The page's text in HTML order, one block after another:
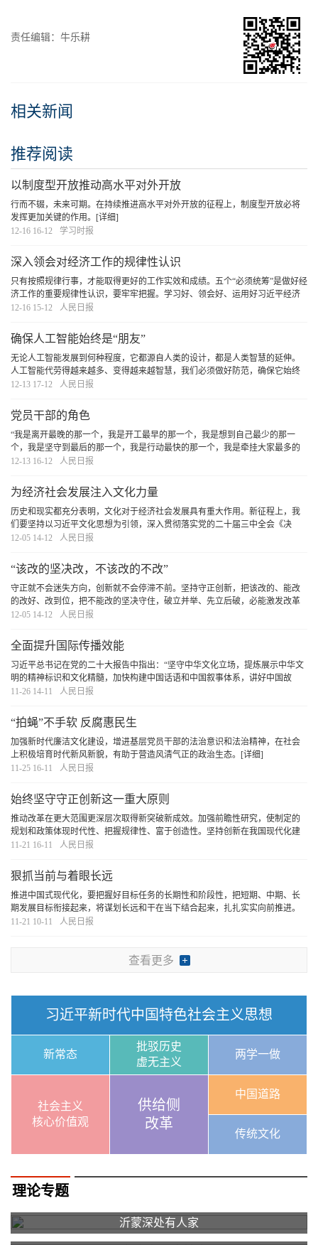
责任编辑：牛乐耕
相关新闻
推荐阅读
以制度型开放推动高水平对外开放
行而不辍，未来可期。在持续推进高水平对外开放的征程上，制度型开放必将
发挥更加关键的作用。 [详细]
12-16 16-12
学习时报
深入领会对经济工作的规律性认识
只有按照规律行事，才能取得更好的工作实效和成绩。五个“必须统筹”是做好经
济工作的重要规律性认识，要牢牢把握。学习好、领会好、运用好习近平经济
思想，坚持用科学方法谋划和推进经济工作，我们定能掌握发展主动、做到行
12-16 15-12 人民日报
确保人工智能始终是“朋友”
无论人工智能发展到何种程度，它都源自人类的设计，都是人类智慧的延伸。
人工智能代劳得越来越多、变得越来越智慧，我们必须做好防范，确保它始终
是“朋友”。 [详细]
12-13 17-12 人民日报
党员干部的角色
“我是离开最晚的那一个，我是开工最早的那一个，我是想到自己最少的那一
个，我是坚守到最后的那一个，我是行动最快的那一个，我是牵挂大家最多的
那一个……”搞清楚“我是谁、为了谁、依靠谁”的问题，才能永葆共产党人的本
12-13 16-12 人民日报
为经济社会发展注入文化力量
历史和现实都充分表明，文化对于经济社会发展具有重大作用。新征程上，我
们要坚持以习近平文化思想为引领，深入贯彻落实党的二十届三中全会《决
定》提出的深化文化体制机制改革的战略部署，不断提升文化的思想引领力、
12-05 14-12 人民日报
“该改的坚决改，不该改的不改”
守正就不会迷失方向，创新就不会停滞不前。坚持守正创新，把该改的、能改
的改好、改到位，把不能改的坚决守住，破立并举、先立后破，必能激发改革
的强大活力，打开改革发展新天地。
12-05 14-12 人民日报
全面提升国际传播效能
习近平总书记在党的二十大报告中指出：“坚守中华文化立场，提炼展示中华文
明的精神标识和文化精髓，加快构建中国话语和中国叙事体系，讲好中国故
事、传播好中国声音，展现可信、可爱、可敬的中国形象。”党的二十届三中全
11-26 14-11 人民日报
“拍蝇”不手软 反腐惠民生
加强新时代廉洁文化建设，增进基层党员干部的法治意识和法治精神，在社会
上积极培育时代新风新貌，有助于营造风清气正的政治生态。 [详细]
11-25 16-11
人民日报
始终坚守守正创新这一重大原则
推动改革在更大范围更深层次取得新突破新成效。加强前瞻性研究，使制定的
规划和政策体现时代性、把握规律性、富于创造性。坚持创新在我国现代化建
设全局中的核心地位，顺应时代发展新趋势、实践发展新要求、人民群众新期
11-21 16-11 人民日报
狠抓当前与着眼长远
推进中国式现代化，要把握好目标任务的长期性和阶段性，把短期、中期、长
期发展目标衔接起来，将谋划长远和干在当下结合起来，扎扎实实向前推进。
[详细]
11-21 10-11 人民日报
查看更多
习近平新时代中国特色社会主义思想
新常态
批驳历史
虚无主义
两学一做
社会主义
核心价值观
供给侧
改革
中国道路
传统文化
理论专题
沂蒙深处有人家